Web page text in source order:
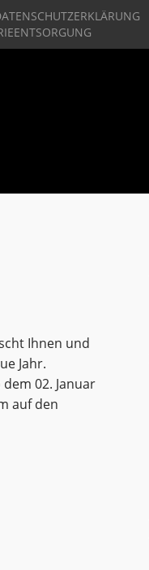
Ihnen und
Jahr.
02. Januar
auf den